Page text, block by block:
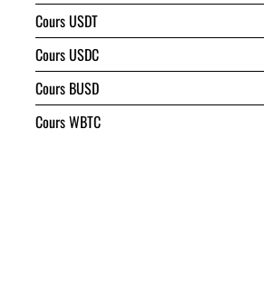
Cours USDT
Cours USDC
Cours BUSD
Cours WBTC